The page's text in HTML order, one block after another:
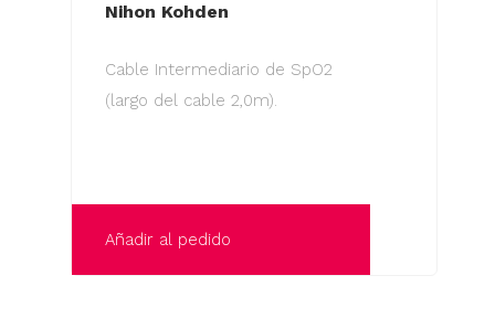
Nihon Kohden
Cable Intermediario de SpO2
(largo del cable 2,0m).
Añadir al pedido